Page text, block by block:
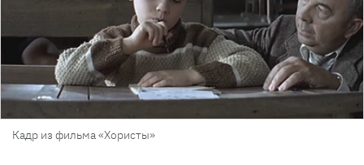
Кадр из фильма «Хористы»